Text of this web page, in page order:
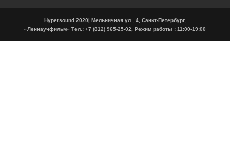
Hypersound 2020| Мельничная ул., 4, Санкт-Петербург,
«Леннаучфильм» Тел.: +7 (812) 965-25-02, Режим работы : 11:00-19:00